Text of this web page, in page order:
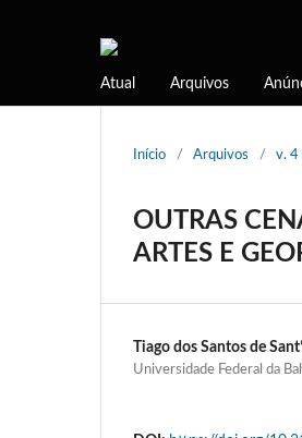
Atual Arquivos
Início / Arquivos / v. 4
OUTRAS
ARTES E
Tiago dos Santos de
Universidade Federal da